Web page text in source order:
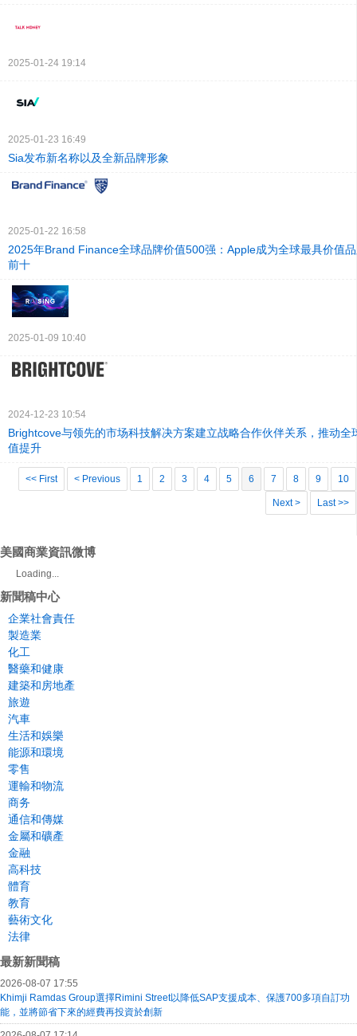
2025-01-24 19:14
2025-01-23 16:49
Sia发布新名称以及全新品牌形象
2025-01-22 16:58
2025年Brand Finance全球品牌价值500强：Apple成为全球最具价值
前十
2025-01-09 10:40
2024-12-23 10:54
Brightcove与领先的市场科技解决方案建立战略合作伙伴关系，推动全
值提升
<< First < Previous 1 2 3 4 5 6 7 8 9 10
Next > Last >>
美國商業資訊微博
Loading...
新聞稿中心
企業社會責任
製造業
化工
醫藥和健康
建築和房地產
旅遊
汽車
生活和娛樂
能源和環境
零售
運輸和物流
商务
通信和傳媒
金屬和礦產
金融
高科技
體育
教育
藝術文化
法律
最新新聞稿
2026-08-07 17:55
Khimji Ramdas Group選擇Rimini Street以降低SAP支援成本、保護700多項自訂功
能，並將節省下來的經費再投資於創新